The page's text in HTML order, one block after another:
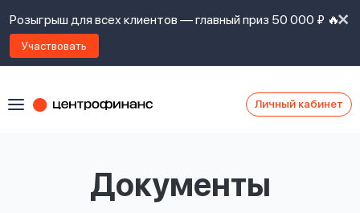
Розыгрыш для всех клиентов — главный приз 50 000 ₽ 🔥
Участвовать
Личный кабинет
Документы
ознакомлен